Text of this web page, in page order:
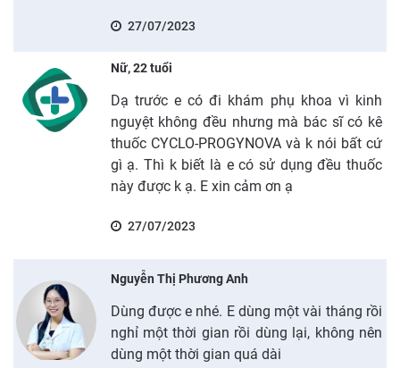
27/07/2023
Nữ, 22 tuổi
Dạ trước e có đi khám phụ khoa vì kinh
nguyệt không đều nhưng mà bác sĩ có kê
thuốc CYCLO-PROGYNOVA và k nói bất cứ
gì ạ. Thì k biết là e có sử dụng đều thuốc
này được k ạ. E xin cảm ơn ạ
27/07/2023
Nguyễn Thị Phương Anh
Dùng được e nhé. E dùng một vài tháng rồi
nghỉ một thời gian rồi dùng lại, không nên
dùng một thời gian quá dài